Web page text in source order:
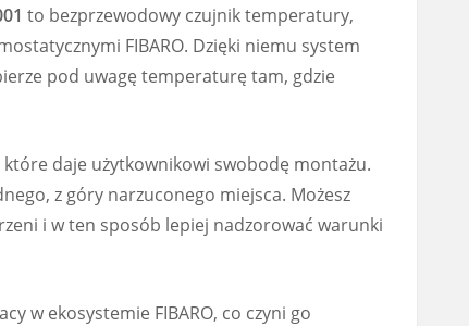
to bezprzewodowy czujnik temperatury,
FIBARO. Dzięki niemu system
pod uwagę temperaturę tam, gdzie
daje użytkownikowi swobodę montażu.
z góry narzuconego miejsca. Możesz
i w ten sposób lepiej nadzorować warunki
w ekosystemie FIBARO, co czyni go